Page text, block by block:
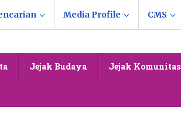
Media Profile CMS
Jejak Budaya Jejak Komunitas